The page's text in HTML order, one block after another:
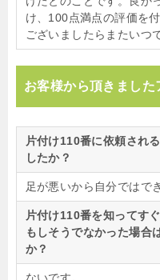
け、100点満点の評価を
ございましたらまたいつ
お客様から頂きました
片付け110番に依頼され
したか？
足が悪いから自分ではで
片付け110番を知ってす
もしそうでなかった場合
か？